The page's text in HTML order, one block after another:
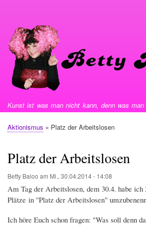
menu
Kunst ist was man nicht kann, denn was
Pfadnavigation
Aktionismus Platz der Arbeitslosen
Platz der Arbeitslosen
Betty Baloo am Mi., 30.04.2014 - 14:08
Am Tag der Arbeitslosen, dem 30.4. habe ich
Plätze in "Platz der Arbeitslosen"
Ich höre Euch schon fragen: "Was soll denn